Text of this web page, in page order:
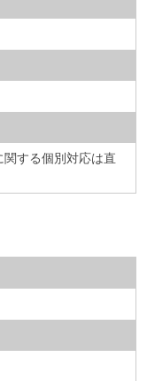
する個別対応は直